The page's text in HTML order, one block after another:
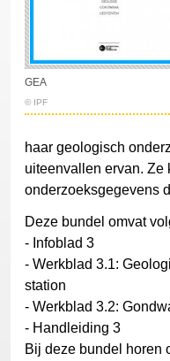
GEA
© IPF
haar geologisch
uiteenvallen ervan. Ze
onderzoeksgegevens
Deze bundel omvat
- Infoblad 3
- Werkblad 3.1:
station
- Werkblad 3.2:
- Handleiding 3
Bij deze bundel horen